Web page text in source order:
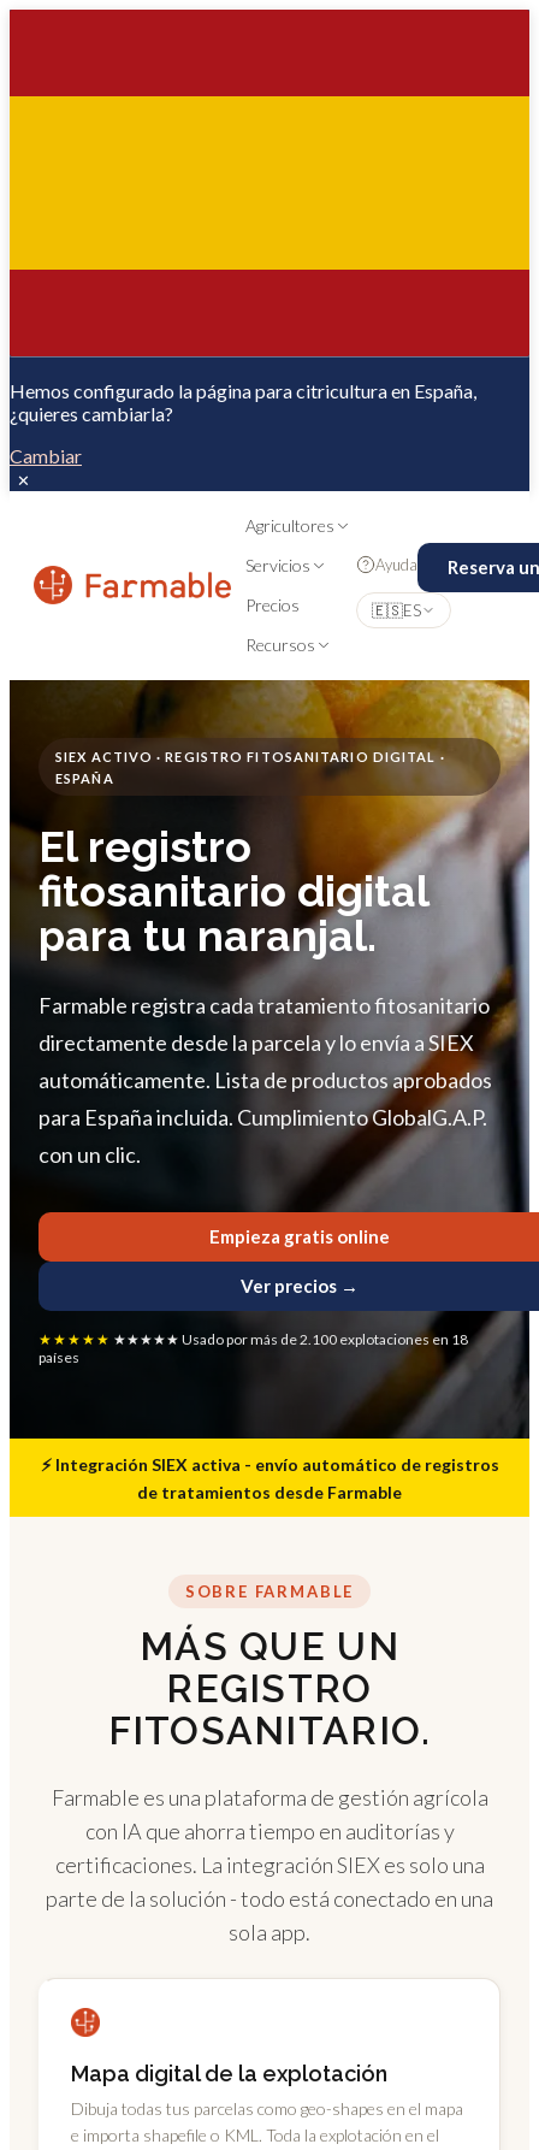
Hemos configurado la página para citricultura en España,
¿quieres cambiarla?
Cambiar
✕
Agricultores
Servicios
Precios
Recursos
Ayuda Reserva
🇪🇸ES
SIEX ACTIVO · REGISTRO FITOSANITARIO DIGITAL ·
ESPAÑA
El registro
fitosanitario digital
para tu naranjal.
Farmable registra cada tratamiento fitosanitario
directamente desde la parcela y lo envía a SIEX
automáticamente. Lista de productos aprobados
para España incluida. Cumplimiento GlobalG.A.P.
con un clic.
Empieza gratis online
Ver precios →
★★★★★ ★★★★★ Usado por más de 2.100 explotaciones en 18
países
⚡ Integración SIEX activa - envío automático de registros
de tratamientos desde Farmable
SOBRE FARMABLE
MÁS QUE UN
REGISTRO
FITOSANITARIO.
Farmable es una plataforma de gestión agrícola
con IA que ahorra tiempo en auditorías y
certificaciones. La integración SIEX es solo una
parte de la solución - todo está conectado en una
sola app.
Mapa digital de la explotación
Dibuja todas tus parcelas como geo-shapes en el mapa
e importa shapefile o KML. Toda la explotación en el